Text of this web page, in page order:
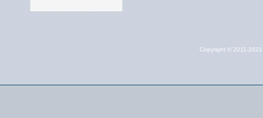
Copyright © 2011-